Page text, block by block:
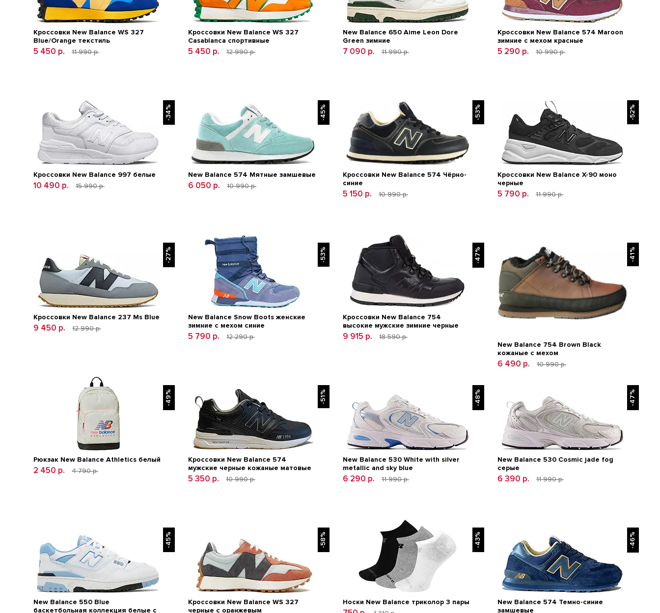
Кроссовки New Balance WS 327
Blue/Orange текстиль
5 450 р. 11 990 р.
Кроссовки New Balance WS 327
Casablanca спортивные
5 450 р. 12 990 р.
New Balance 650 Aime Leon Dore
Green зимние
7 090 р. 11 990 р.
Кроссовки New Balance 574 Maroon
зимние с мехом красные
5 290 р. 10 990 р.
-34%
Кроссовки New Balance 997 белые
10 490 р. 15 990 р.
-45%
New Balance 574 Мятные замшевые
6 050 р. 10 990 р.
-53%
Кроссовки New Balance 574 Чёрно-
синие
5 150 р. 10 990 р.
-52%
Кроссовки New Balance Х-90 моно
черные
5 790 р. 11 990 р.
-27%
Кроссовки New Balance 237 Ms Blue
9 450 р. 12 990 р.
-53%
New Balance Snow Boots женские
зимние с мехом синие
5 790 р. 12 290 р.
-47%
Кроссовки New Balance 754
высокие мужские зимние черные
9 915 р. 18 590 р.
-41%
New Balance 754 Brown Black
кожаные с мехом
6 490 р. 10 990 р.
-49%
Рюкзак New Balance Athletics белый
2 450 р. 4 790 р.
-51%
Кроссовки New Balance 574
мужские черные кожаные матовые
5 350 р. 10 990 р.
-48%
New Balance 530 White with silver
metallic and sky blue
6 290 р. 11 990 р.
-47%
New Balance 530 Cosmic jade fog
серые
6 390 р. 11 990 р.
-45%
New Balance 550 Blue
баскетбольная коллекция белые с
-58%
Кроссовки New Balance WS 327
черные с оранжевым
-43%
Носки New Balance триколор 3 пары
-46%
New Balance 574 Темно-синие
замшевые